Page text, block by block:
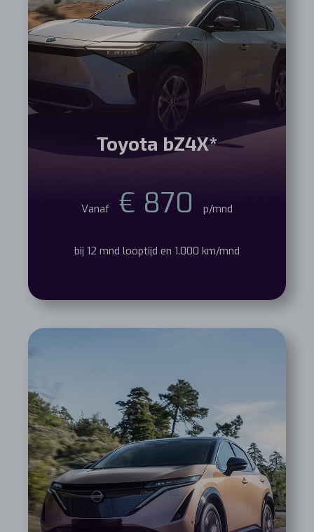
Toyota bZ4X*
Vanaf € 870 p/mnd
bij 12 mnd looptijd en 1.000 km/mnd